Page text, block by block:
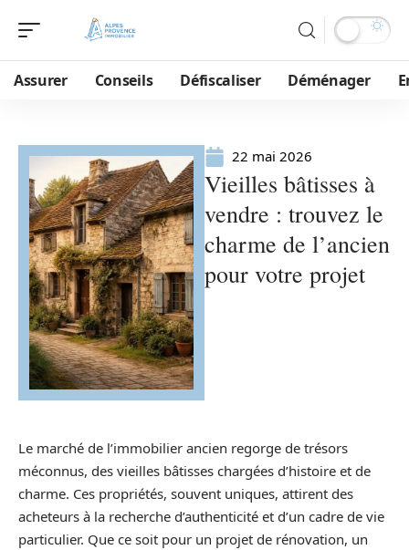
Assurer Conseils Défiscaliser Déménager
22 mai 2026
Vieilles bâtisses à
vendre : trouvez le
charme de l’ancien
pour votre projet
Le marché de l’immobilier ancien regorge de trésors
méconnus, des vieilles bâtisses chargées d’histoire et de
charme. Ces propriétés, souvent uniques, attirent des
acheteurs à la recherche d’authenticité et d’un cadre de vie
particulier. Que ce soit pour un projet de rénovation, un